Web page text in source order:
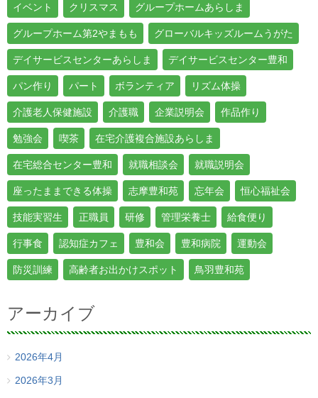
イベント クリスマス グループホームあらしま
グループホーム第2やまもも グローバルキッズルームうがた
デイサービスセンターあらしま デイサービスセンター豊和
パン作り パート ボランティア リズム体操
介護老人保健施設 介護職 企業説明会 作品作り
勉強会 喫茶 在宅介護複合施設あらしま
在宅総合センター豊和 就職相談会 就職説明会
座ったままできる体操 志摩豊和苑 忘年会 恒心福祉会
技能実習生 正職員 研修 管理栄養士 給食便り
行事食 認知症カフェ 豊和会 豊和病院 運動会
防災訓練 高齢者お出かけスポット 鳥羽豊和苑
アーカイブ
2026年4月
2026年3月